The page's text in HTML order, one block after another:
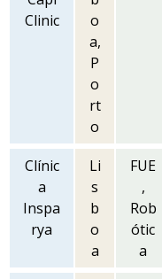
Clinic
o
a,
P
o
rt
o
Clínic
a
Inspa
rya
Li
s
b
o
a
FUE
,
Rob
ótic
a